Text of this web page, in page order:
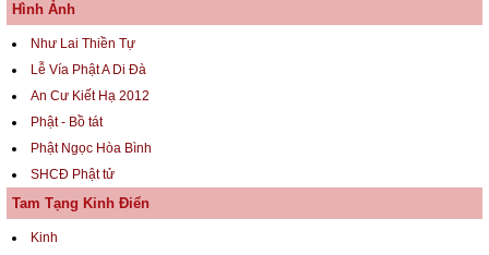
Hình Ảnh
Như Lai Thiền Tự
Lễ Vía Phật A Di Đà
An Cư Kiết Hạ 2012
Phật - Bồ tát
Phật Ngọc Hòa Bình
SHCĐ Phật tử
Tam Tạng Kinh Điển
Kinh